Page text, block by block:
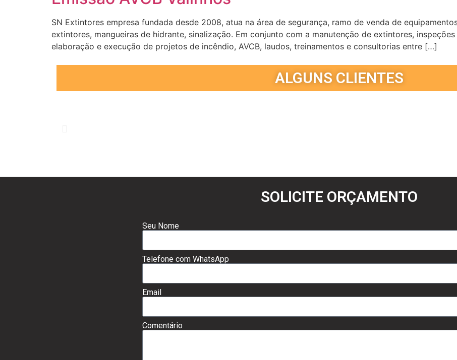
SN Extintores empresa fundada desde 2008, atua na área de segurança, ramo de venda de
extintores, mangueiras de hidrante, sinalização. Em conjunto com a manutenção de extintores, inspeções
elaboração e execução de projetos de incêndio, AVCB, laudos, treinamentos e consultorias entre […]
ALGUNS CLIENTES
SOLICITE ORÇAMENTO
Seu Nome
Telefone com WhatsApp
Email
Comentário